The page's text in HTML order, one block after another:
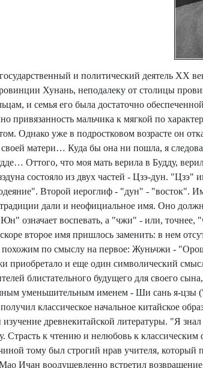
и политический деятель XX
Хунань, неподалеку от столицы
и семья его была достаточно
привязанность мальчика к мягкой по
Однако уже в подростковом возрасте он
своей матери… Куда бы она ни пошла, я
Оттого, что моя мать верила в Будду,
состояло из двух частей - Цзэ-дун.
Второй иероглиф - "дун" - "восток".
дали и неофициальное имя. Оно
означает воспевать, а "чжи" - или, точнее,
второе имя пришлось заменить: в нем
похожим по смыслу на первое: Жуньчжи -
приобретало и еще один символический
блистательного будущего для своего
уменьшительным именем - Ши сань я-цзы
классическое начальное китайское
древнекитайской литературы. "Я
Страсть к чтению и нелюбовь к
тому был строгий нрав учителя, который
Ичан воодушевленно встретил